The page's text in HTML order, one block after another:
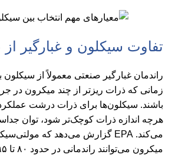
تفاوت سیکلون و غبارگیر
راندمان غبارگیر صنعتی معمولاً از
زمانی که ذرات ریزتر از چند میکرون در
باشند. سیکلون‌ها برای ذرات درشت عملکرد
هرچه اندازه ذرات کوچک‌تر شود، توان